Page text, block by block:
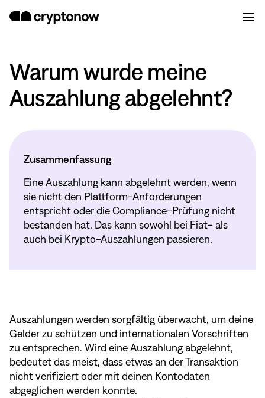
Warum wurde meine
Auszahlung abgelehnt?
Zusammenfassung
Eine Auszahlung kann abgelehnt werden, wenn
sie nicht den Plattform-Anforderungen
entspricht oder die Compliance-Prüfung nicht
bestanden hat. Das kann sowohl bei Fiat- als
auch bei Krypto-Auszahlungen passieren.
Auszahlungen werden sorgfältig überwacht, um deine
Gelder zu schützen und internationalen Vorschriften
zu entsprechen. Wird eine Auszahlung abgelehnt,
bedeutet das meist, dass etwas an der Transaktion
nicht verifiziert oder mit deinen Kontodaten
abgeglichen werden konnte.